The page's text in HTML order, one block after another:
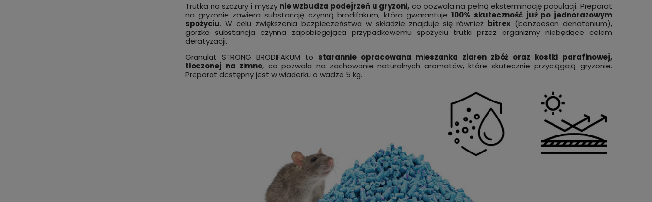
Trutka na szczury i myszy nie wzbudza podejrzeń u gryzoni, co pozwala na pełną eksterminację populacji. Preparat
na gryzonie zawiera substancję czynną brodifakum, która gwarantuje100% skuteczność już po jednorazowym
spożyciu. W celu zwiększenia bezpieczeństwa w składzie znajduje się również bitrex(benzoesan denatonium),
gorzka substancja czynna zapobiegająca przypadkowemu spożyciu trutki przez organizmy niebędące celem
deratyzacji.
Granulat STRONG BRODIFAKUM to starannie opracowana mieszanka ziaren zbóż oraz kostki parafinowej,
tłoczonej na zimno, co pozwala na zachowanie naturalnych aromatów, które skutecznie przyciągają gryzonie.
Preparat dostępny jest w wiaderku o wadze 5 kg.